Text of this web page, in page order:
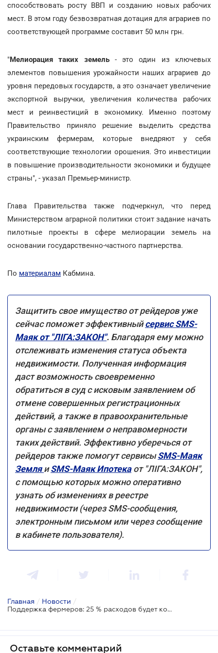
способствовать росту ВВП и созданию новых рабочих
мест. В этом году безвозвратная дотация для аграриев по
соответствующей программе составит 50 млн грн.
"Мелиорация таких земель - это один из ключевых
элементов повышения урожайности наших аграриев до
уровня передовых государств, а это означает увеличение
экспортной выручки, увеличения количества рабочих
мест и реинвестиций в экономику. Именно поэтому
Правительство приняло решение выделить средства
украинским фермерам, которые внедряют у себя
соответствующие технологии орошения. Это инвестиции
в повышение производительности экономики и будущее
страны", - указал Премьер-министр.
Глава Правительства также подчеркнул, что перед
Министерством аграрной политики стоит задание начать
пилотные проекты в сфере мелиорации земель на
основании государственно-частного партнерства.
По материалам Кабмина.
Защитить свое имущество от рейдеров уже
сейчас поможет эффективныйсервис SMS-
Маяк от "ЛІГА:ЗАКОН". Благодаря ему можно
отслеживать изменения статуса объекта
недвижимости. Полученная информация
даст возможность своевременно
обратиться в суд с исковым заявлением об
отмене совершенных регистрационных
действий, а также в правоохранительные
органы с заявлением о неправомерности
таких действий. Эффективно уберечься от
рейдеров также помогут сервисыSMS-Маяк
ЗемляиSMS-Маяк Ипотека от "ЛІГА:ЗАКОН",
с помощью которых можно оперативно
узнать об изменениях в реестре
недвижимости (через SMS-сообщения,
электронным письмом или через сообщение
в кабинете пользователя).
Главная / Новости /
Поддержка фермеров: 25 % расходов будет компенсироваться тем, кто использует мелиорируемые земли
Оставьте комментарий